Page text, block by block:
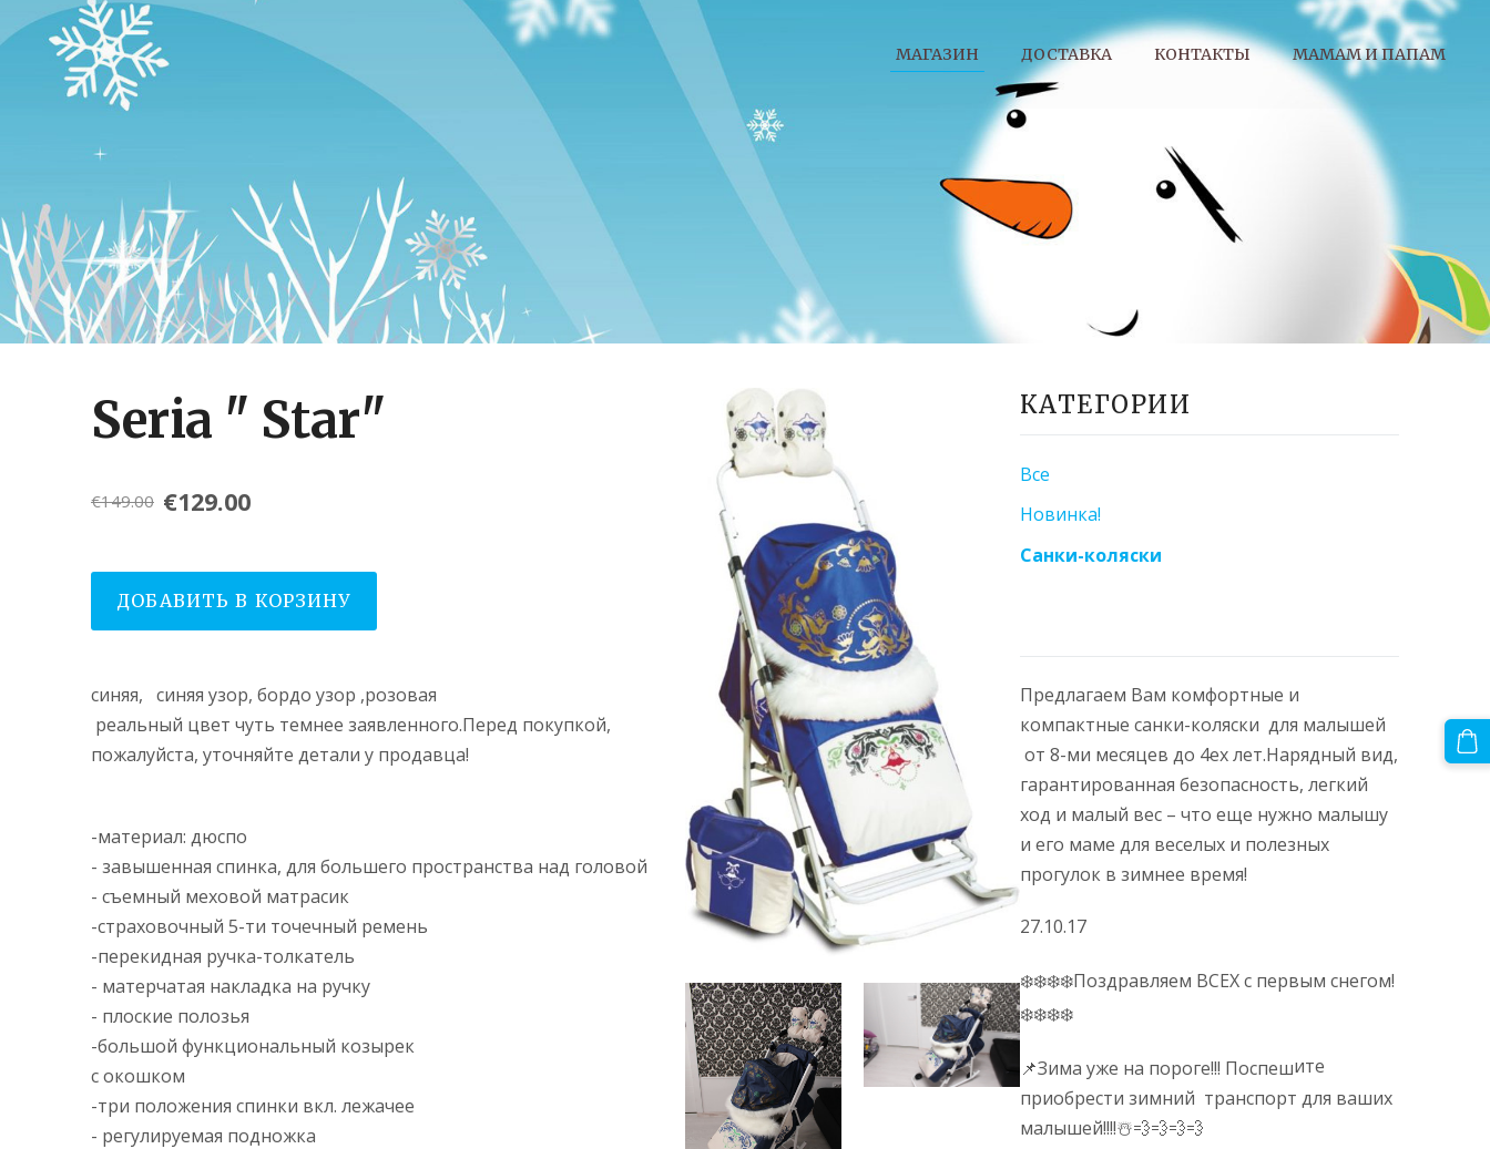
МАГАЗИН ДОСТАВКА КОНТАКТЫ МАМАМ И ПАПАМ
КАТЕГОРИИ
Все
Новинка!
Санки-коляски
Предлагаем Вам комфортные и
компактные санки-коляски для малышей
от 8-ми месяцев до 4exлет.Нарядный вид,
гарантированная безопасность, легкий
ход и малый вес – что еще нужно малышу
и его маме для веселых и полезных
прогулок в зимнее время!
27.10.17
❄️❄️❄️❄️Поздравляем ВСЕХ с первым снегом!
❄️❄️❄️❄️
📌Зима уже на пороге!!! Поспешите
приобрести зимний транспорт для ваших
малышей!!!!☃️💨💨💨💨
Seria " Star"
€149.00 €129.00
ДОБАВИТЬ В КОРЗИНУ
синяя, синяя узор, бордо узор ,розовая
реальный цвет чуть темнее заявленного.Перед покупкой,
пожалуйста, уточняйте детали у продавца!
-материал: дюспо
- завышенная спинка, для большего пространства над головой
- съемный меховой матрасик
-страховочный 5-ти точечный ремень
-перекидная ручка-толкатель
- матерчатая накладка на ручку
- плоские полозья
-большой функциональный козырек
с окошком
-три положения спинки вкл. лежачее
- регулируемая подножка